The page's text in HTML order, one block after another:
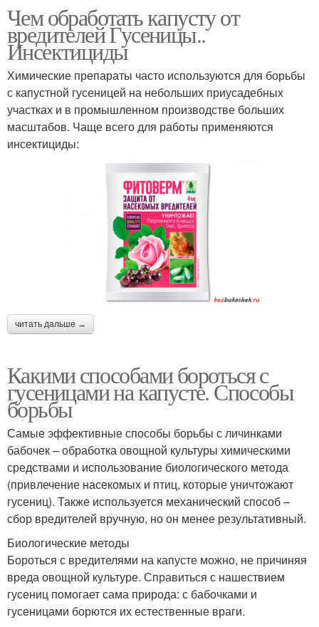
Чем обработать капусту от
вредителей Гусеницы..
Инсектициды
Химические препараты часто используются для борьбы
с капустной гусеницей на небольших приусадебных
участках и в промышленном производстве больших
масштабов. Чаще всего для работы применяются
инсектициды:
читать дальше →
Какими способами бороться с
гусеницами на капусте. Способы
борьбы
Самые эффективные способы борьбы с личинками
бабочек – обработка овощной культуры химическими
средствами и использование биологического метода
(привлечение насекомых и птиц, которые уничтожают
гусениц). Также используется механический способ –
сбор вредителей вручную, но он менее результативный.
Биологические методы
Бороться с вредителями на капусте можно, не причиняя
вреда овощной культуре. Справиться с нашествием
гусениц помогает сама природа: с бабочками и
гусеницами борются их естественные враги.